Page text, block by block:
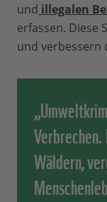
und illegalen
erfassen. Diese
und verbessern
Wäldern,